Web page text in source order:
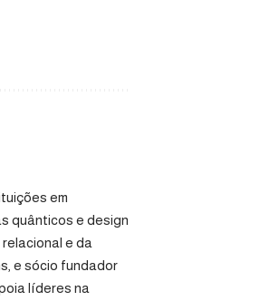
em
quânticos e design
e da
e sócio fundador
líderes na